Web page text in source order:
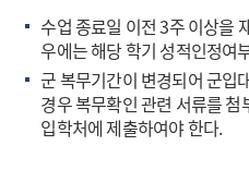
수업 종료일 이전 3주 이상을
우에는 해당 학기 성적인정여
군 복무기간이 변경되어 군입
경우 복무확인 관련 서류를
입학처에 제출하여야 한다.